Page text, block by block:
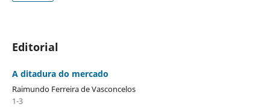
Editorial
A ditadura do mercado
Raimundo Ferreira de Vasconcelos
1-3